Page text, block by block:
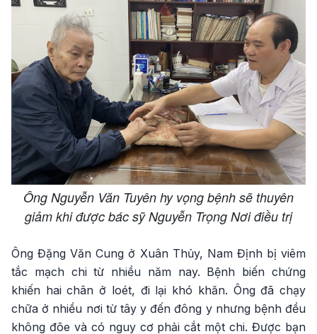
Ông Nguyễn Văn Tuyên hy vọng bệnh sẽ thuyên
giảm khi được bác sỹ Nguyễn Trọng Nơi điều trị
Ông Đặng Văn Cung ở Xuân Thủy, Nam Định bị viêm
tắc mạch chi từ nhiều năm nay. Bệnh biến chứng
khiến hai chân ở loét, đi lại khó khăn. Ông đã chạy
chữa ở nhiều nơi từ tây y đến đông y nhưng bệnh đều
không đõe và có nguy cơ phải cắt một chi. Được bạn